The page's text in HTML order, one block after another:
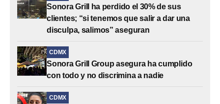
Sonora Grill ha perdido el 30% de sus
clientes; “si tenemos que salir a dar una
disculpa, salimos” aseguran
CDMX
Sonora Grill Group asegura ha cumplido
con todo y no discrimina a nadie
CDMX